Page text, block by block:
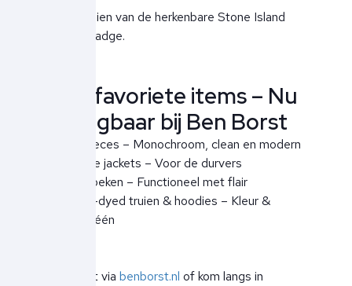
Altijd voorzien van de herkenbare Stone Island
compass badge.
Onze favoriete items – Nu
verkrijgbaar bij Ben Borst
- Ghost Pieces – Monochroom, clean en modern
- Reflective jackets – Voor de durvers
- Cargo broeken – Functioneel met flair
- Garment-dyed truien & hoodies – Kleur &
comfort in één
Shop direct via benborst.nl of kom langs in